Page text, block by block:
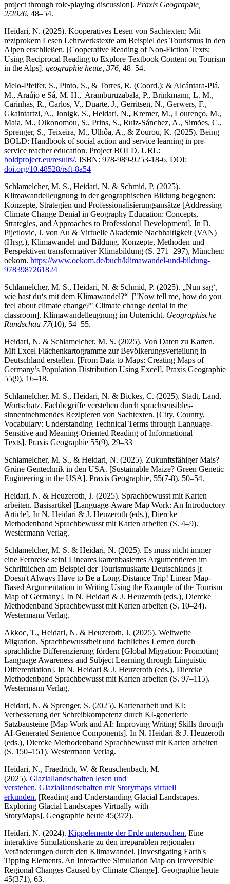
project through role-playing discussion]. Praxis Geographie,
2/2026, 48–54.
Heidari, N. (2025). Kooperatives Lesen von Sachtexten: Mit
reziprokem Lesen Lehrwerkstexte am Beispiel des Tourismus in den
Alpen erschließen. [Cooperative Reading of Non-Fiction Texts:
Using Reciprocal Reading to Explore Textbook Content on Tourism
in the Alps]. geographie heute, 376, 48–54.
Melo-Pfeifer, S., Pinto, S., & Torres, R. (Coord.); & Alcántara-Plá,
M., Araújo e Sá, M. H., Aramburuzabala, P., Brinkmann, L. M.,
Carinhas, R., Carlos, V., Duarte, J., Gerritsen, N., Gerwers, F.,
Gkaintartzi, A., Jonigk, S., Heidari, N., Kremer, M., Lourenço, M.,
Maia, M., Oikonomou, S., Prins, S., Ruiz-Sánchez, A., Simões, C.,
Sprenger, S., Teixeira, M., Ulhôa, A., & Zourou, K. (2025). Being
BOLD: Handbook of social action and service learning in pre-
service teacher education. Project BOLD. URL:
boldproject.eu/results/. ISBN: 978-989-9253-18-6. DOI:
doi.org/10.48528/rsft-8a54
Schlamelcher, M. S., Heidari, N. & Schmid, P. (2025).
Klimawandelleugnung in der geographischen Bildung begegnen:
Konzepte, Strategien und Professionalisierungsansätze [Addressing
Climate Change Denial in Geography Education: Concepts,
Strategies, and Approaches to Professional Development]. In D.
Pijetlovic, J. von Au & Virtuelle Akademie Nachhaltigkeit (VAN)
(Hrsg.), Klimawandel und Bildung. Konzepte, Methoden und
Perspektiven transformativer Klimabildung (S. 271–297), München:
oekom. https://www.oekom.de/buch/klimawandel-und-bildung-
9783987261824
Schlamelcher, M. S., Heidari, N. & Schmid, P. (2025). „Nun sag‘,
wie hast du‘s mit dem Klimawandel?“ ["Now tell me, how do you
feel about climate change?" Climate change denial in the
classroom]. Klimawandelleugnung im Unterricht. Geographische
Rundschau 77(10), 54–55.
Heidari, N. & Schlamelcher, M. S. (2025). Von Daten zu Karten.
Mit Excel Flächenkartogramme zur Bevölkerungsverteilung in
Deutschland erstellen. [From Data to Maps: Creating Maps of
Germany’s Population Distribution Using Excel]. Praxis Geographie
55(9), 16–18.
Schlamelcher, M. S., Heidari, N. & Bickes, C. (2025). Stadt, Land,
Wortschatz. Fachbegriffe verstehen durch sprachsensibles-
sinnentnehmendes Rezipieren von Sachtexten. [City, Country,
Vocabulary: Understanding Technical Terms through Language-
Sensitive and Meaning-Oriented Reading of Informational
Texts]. Praxis Geographie 55(9), 29–33
Schlamelcher, M. S., & Heidari, N. (2025). Zukunftsfähiger Mais?
Grüne Gentechnik in den USA. [Sustainable Maize? Green Genetic
Engineering in the USA]. Praxis Geographie, 55(7-8), 50–54.
Heidari, N. & Heuzeroth, J. (2025). Sprachbewusst mit Karten
arbeiten. Basisartikel [Language-Aware Map Work: An Introductory
Article]. In N. Heidari & J. Heuzeroth (eds.), Diercke
Methodenband Sprachbewusst mit Karten arbeiten (S. 4–9).
Westermann Verlag.
Schlamelcher, M. S. & Heidari, N. (2025). Es muss nicht immer
eine Fernreise sein! Lineares kartenbasiertes Argumentieren im
Schriftlichen am Beispiel der Tourismuskarte Deutschlands [t
Doesn't Always Have to Be a Long-Distance Trip! Linear Map-
Based Argumentation in Writing Using the Example of the Tourism
Map of Germany]. In N. Heidari & J. Heuzeroth (eds.), Diercke
Methodenband Sprachbewusst mit Karten arbeiten (S. 10–24).
Westermann Verlag.
Akkoc, T., Heidari, N. & Heuzeroth, J. (2025). Weltweite
Migration. Sprachbewusstheit und fachliches Lernen durch
sprachliche Differenzierung fördern [Global Migration: Promoting
Language Awareness and Subject Learning through Linguistic
Differentiation]. In N. Heidari & J. Heuzeroth (eds.), Diercke
Methodenband Sprachbewusst mit Karten arbeiten (S. 97–115).
Westermann Verlag.
Heidari, N. & Sprenger, S. (2025). Kartenarbeit und KI:
Verbesserung der Schreibkompetenz durch KI-generierte
Satzbausteine [Map Work and AI: Improving Writing Skills through
AI-Generated Sentence Components]. In N. Heidari & J. Heuzeroth
(eds.), Diercke Methodenband Sprachbewusst mit Karten arbeiten
(S. 150–151). Westermann Verlag.
Heidari, N., Fraedrich, W. & Reuschenbach, M.
(2025). Glaziallandschaften lesen und
verstehen. Glaziallandschaften mit Storymaps virtuell
erkunden. [Reading and Understanding Glacial Landscapes.
Exploring Glacial Landscapes Virtually with
StoryMaps]. Geographie heute 45(372).
Heidari, N. (2024). Kippelemente der Erde untersuchen. Eine
interaktive Simulationskarte zu den irreparablen regionalen
Veränderungen durch den Klimawandel. [Investigating Earth's
Tipping Elements. An Interactive Simulation Map on Irreversible
Regional Changes Caused by Climate Change]. Geographie heute
45(371), 63.